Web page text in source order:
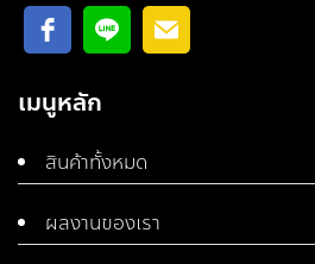
เมนูหลัก
สินค้าทั้งหมด
ผลงานของเรา